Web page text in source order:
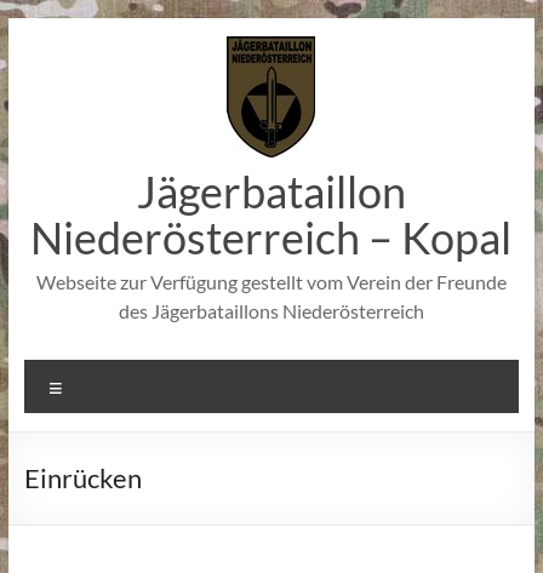
Zum
springen
Jägerbataillon
Niederösterreich – Kopal
Webseite zur Verfügung gestellt vom Verein der Freunde
des Jägerbataillons Niederösterreich
Einrücken